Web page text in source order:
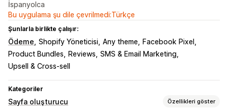
İspanyolca
Bu uygulama şu dile çevrilmedi:Türkçe
Şunlarla birlikte çalışır:
Ödeme Shopify Yöneticisi Any theme
Facebook Pixel
Product Bundles
Reviews SMS & Email Marketing
Upsell & Cross-sell
Kategoriler
Sayfa oluşturucu Özellikleri göster